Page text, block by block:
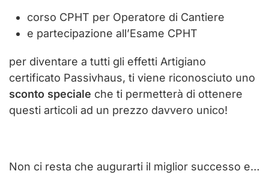
corso CPHT per Operatore di Cantiere
e partecipazione all’Esame CPHT
per diventare a tutti gli effetti Artigiano
certificato Passivhaus, ti viene riconosciuto uno
sconto speciale che ti permetterà di ottenere
questi articoli ad un prezzo davvero unico!
Non ci resta che augurarti il miglior successo e…